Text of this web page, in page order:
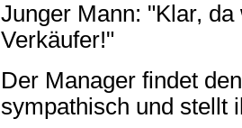
Junger Mann: "Klar,
Verkäufer!"
Der Manager findet
sympathisch und stellt